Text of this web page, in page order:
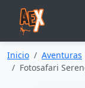
Inicio
Aventuras
Fotosafari